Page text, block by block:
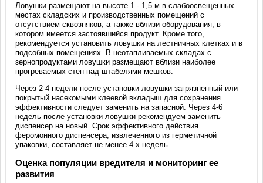
Ловушки размещают на высоте 1 - 1,5 м в слабоосвещенных
местах складских и производственных помещений с
отсутствием сквозняков, а также вблизи оборудования, в
котором имеется застоявшийся продукт. Кроме того,
рекомендуется установить ловушки на лестничных клетках и в
подсобных помещениях. В неотапливаемых складах с
зернопродуктами ловушки размещают вблизи наиболее
прогреваемых стен над штабелями мешков.
Через 2-4-недели после установки ловушки загрязненный или
покрытый насекомыми клеевой вкладыш для сохранения
эффективности следует заменить на запасной. Через 4-6
недель после установки ловушки рекомендуем заменить
диспенсер на новый. Срок эффективного действия
феромонного диспенсера, извлеченного из герметичной
упаковки, составляет не менее 4-х недель.
Оценка популяции вредителя и мониторинг ее
развития